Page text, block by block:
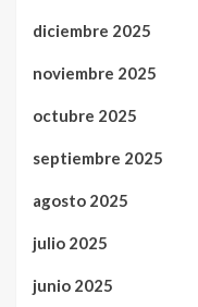
diciembre 2025
noviembre 2025
octubre 2025
septiembre 2025
agosto 2025
julio 2025
junio 2025